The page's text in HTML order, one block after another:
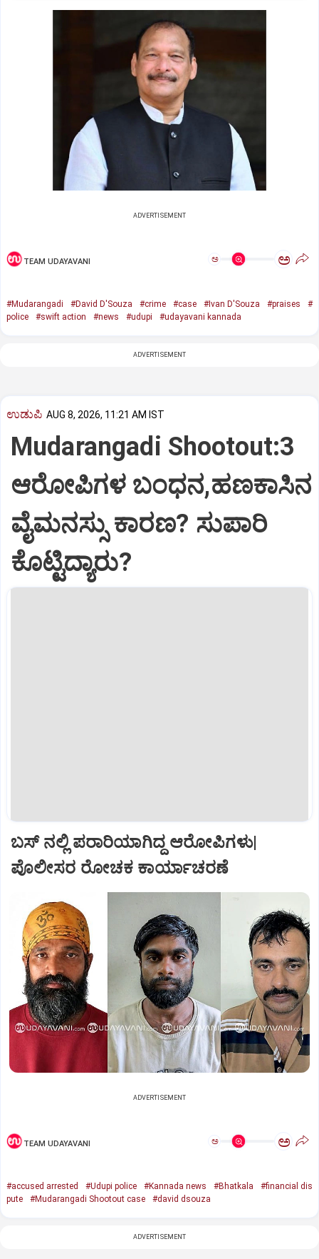
ADVERTISEMENT
TEAM UDAYAVANI ಅ ಅ
#Mudarangadi #David D'Souza #crime #case #Ivan D'Souza #praises
#
police
#swift action #news #udupi #udayavani kannada
ADVERTISEMENT
ಉಡುಪಿ AUG 8, 2026, 11:21 AM IST
Mudarangadi Shootout:‌3
ಆರೋಪಿಗಳ ಬಂಧನ,ಹಣಕಾಸಿನ
ವೈಮನಸ್ಸು ಕಾರಣ? ಸುಪಾರಿ
ಕೊಟ್ಟಿದ್ಯಾರು?
ಬಸ್‌ ನಲ್ಲಿ ಪರಾರಿಯಾಗಿದ್ದ ಆರೋಪಿಗಳು|
ಪೊಲೀಸರ ರೋಚಕ ಕಾರ್ಯಾಚರಣೆ
ADVERTISEMENT
TEAM UDAYAVANI ಅ ಅ
#accused arrested #Udupi police #Kannada news #Bhatkala
#financial dis
pute
#Mudarangadi Shootout case #david dsouza
ADVERTISEMENT